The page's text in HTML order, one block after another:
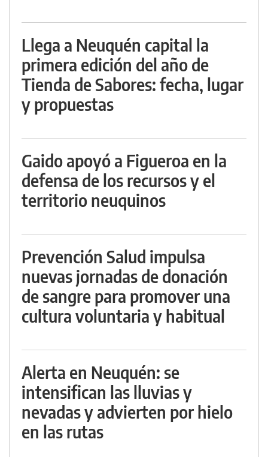
Llega a Neuquén capital la
primera edición del año de
Tienda de Sabores: fecha, lugar
y propuestas
Gaido apoyó a Figueroa en la
defensa de los recursos y el
territorio neuquinos
Prevención Salud impulsa
nuevas jornadas de donación
de sangre para promover una
cultura voluntaria y habitual
Alerta en Neuquén: se
intensifican las lluvias y
nevadas y advierten por hielo
en las rutas